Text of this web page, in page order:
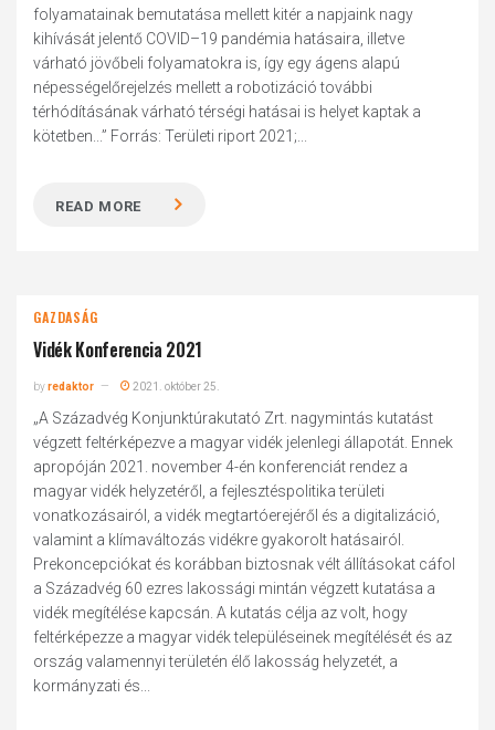
folyamatainak bemutatása mellett kitér a napjaink nagy
kihívását jelentő COVID–19 pandémia hatásaira, illetve
várható jövőbeli folyamatokra is, így egy ágens alapú
népességelőrejelzés mellett a robotizáció további
térhódításának várható térségi hatásai is helyet kaptak a
kötetben...” Forrás: Területi riport 2021;...
READ MORE
GAZDASÁG
Vidék Konferencia 2021
byredaktor 2021. október 25.
„A Századvég Konjunktúrakutató Zrt. nagymintás kutatást
végzett feltérképezve a magyar vidék jelenlegi állapotát. Ennek
apropóján 2021. november 4-én konferenciát rendez a
magyar vidék helyzetéről, a fejlesztéspolitika területi
vonatkozásairól, a vidék megtartóerejéről és a digitalizáció,
valamint a klímaváltozás vidékre gyakorolt hatásairól.
Prekoncepciókat és korábban biztosnak vélt állításokat cáfol
a Századvég 60 ezres lakossági mintán végzett kutatása a
vidék megítélése kapcsán. A kutatás célja az volt, hogy
feltérképezze a magyar vidék településeinek megítélését és az
ország valamennyi területén élő lakosság helyzetét, a
kormányzati és...